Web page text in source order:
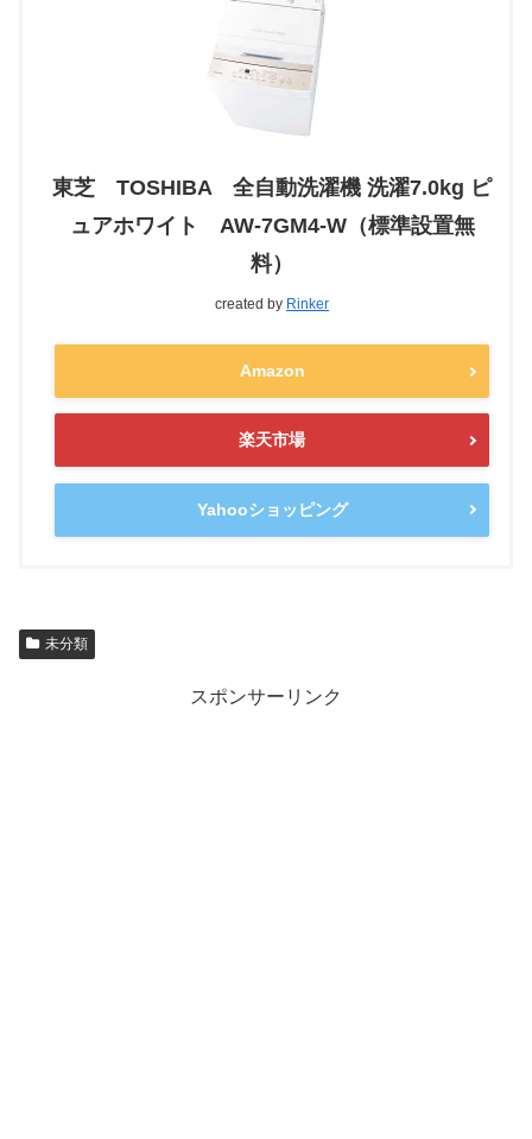
東芝 TOSHIBA 全自動洗濯機 洗濯7.0kg ピ
ュアホワイト AW-7GM4-W（標準設置無
料）
created by Rinker
Amazon
楽天市場
Yahooショッピング
未分類
スポンサーリンク